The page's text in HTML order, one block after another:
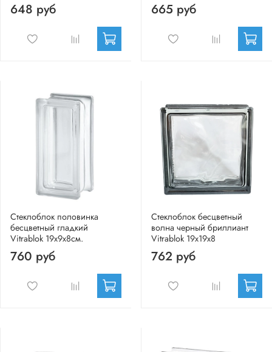
648 руб 665 руб
Стеклоблок половинка
бесцветный гладкий
Vitrablok 19х9х8см.
760 руб
Стеклоблок бесцветный
волна черный бриллиант
Vitrablok 19х19х8
762 руб